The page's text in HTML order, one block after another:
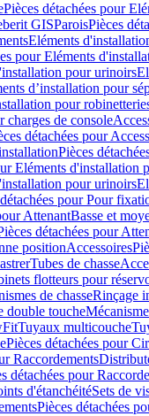
Pièces détachées pour
GISParoisPièces
Eléments
pour Eléments
pour urinoirs
d’installation pour
pour
charges de console
détachées pour
Pièces
Eléments d'installation
pour urinoirs
pour Pour
AttenantBasse et
détachées pour
positionAccessoires
Tubes de chasse
flotteurs pour
de chasseRinçage
double touche
Tuyaux multicouche
Pièces détachées pour
Raccordements
détachées pour
d'étanchéitéSets de
Pièces détachées